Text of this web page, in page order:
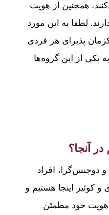
همچنین از هویت
لطفا به این مورد
پذیرای هر فردی
یکی از این گروه‌ها
آنجا؟
دوجنس‌گرا، افراد
و کوئیر اینجا هستیم و
هویت خود مطمئن